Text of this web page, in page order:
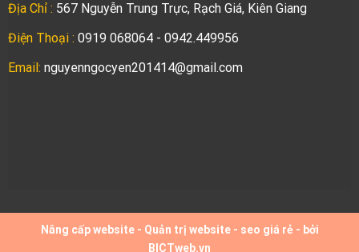
Địa Chỉ : 567 Nguyễn Trung Trực, Rạch Giá, Kiên Giang
Điện Thoại : 0919 068064 - 0942.449956
Email: nguyenngocyen201414@gmail.com
Nâng cấp website- Quản trị website- seo giá rẻ - bởi
BICTweb.vn